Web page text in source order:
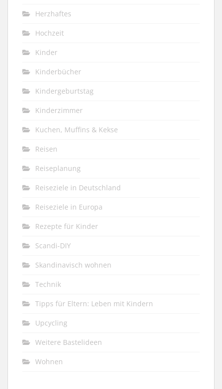
Herzhaftes
Hochzeit
Kinder
Kinderbücher
Kindergeburtstag
Kinderzimmer
Kuchen, Muffins & Kekse
Reisen
Reiseplanung
Reiseziele in Deutschland
Reiseziele in Europa
Rezepte für Kinder
Scandi-DIY
Skandinavisch wohnen
Technik
Tipps für Eltern: Leben mit Kindern
Upcycling
Weitere Bastelideen
Wohnen